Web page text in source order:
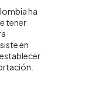
ha
tener
en